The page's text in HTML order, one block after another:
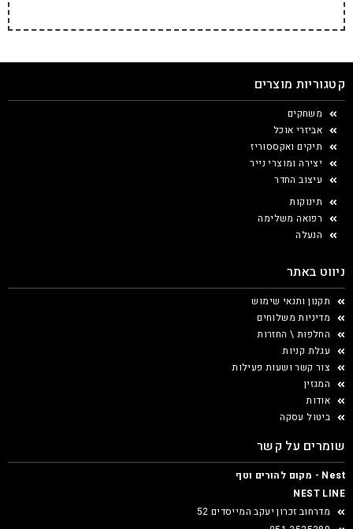
קטגוריות מוצרים
משחקים
אביזרי אוכל
תיקים ואקססוריז
יצירה ומוצרי נייר
עיצוב החדר
תינוקות
רפואה משלימה
הנעלה
ניווט באתר
תקנון ותנאי שימוש
מדיניות משלוחים
החלפות \ החזרות
עגלת קניות
צור קשר ושעות פעילות
המגזין
אודות
ביטול עסקה
שומרים על קשר
Nest - מקום להורים וטף
NEST LINE
מדרחוב זכרון יעקב המייסדים 52